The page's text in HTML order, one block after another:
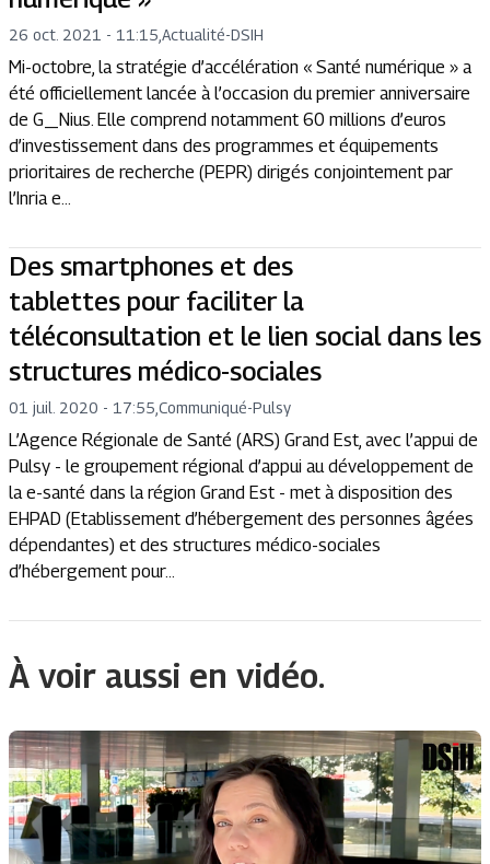
26 oct. 2021 - 11:15 Actualité-DSIH
Mi-octobre, la stratégie d’accélération « Santé numérique » a
été officiellement lancée à l’occasion du premier anniversaire
de G_Nius. Elle comprend notamment 60 millions d’euros
d’investissement dans des programmes et équipements
prioritaires de recherche (PEPR) dirigés conjointement par
l’Inria e...
Des smartphones et des
tablettes pour faciliter la
téléconsultation et le lien social dans les
structures médico-sociales
01 juil. 2020 - 17:55 Communiqué-Pulsy
L’Agence Régionale de Santé (ARS) Grand Est, avec l’appui de
Pulsy - le groupement régional d’appui au développement de
la e-santé dans la région Grand Est - met à disposition des
EHPAD (Etablissement d’hébergement des personnes âgées
dépendantes) et des structures médico-sociales
d’hébergement pour...
À voir aussi en vidéo.